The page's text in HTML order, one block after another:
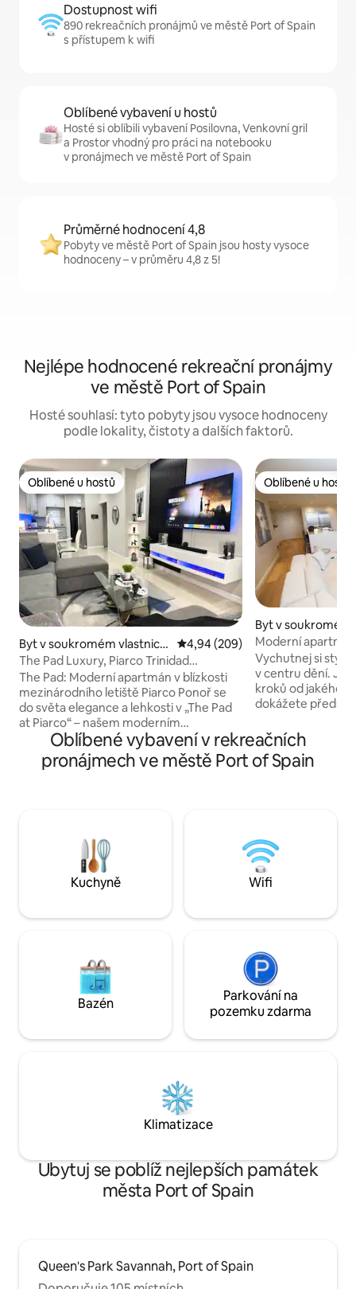
Dostupnost wifi
890 rekreačních pronájmů ve městě Port of Spain
s přístupem k wifi
Oblíbené vybavení u hostů
Hosté si oblíbili vybavení Posilovna, Venkovní gril
a Prostor vhodný pro práci na notebooku
v pronájmech ve městě Port of Spain
Průměrné hodnocení 4,8
Pobyty ve městě Port of Spain jsou hosty vysoce
hodnoceny – v průměru 4,8 z 5!
Nejlépe hodnocené rekreační pronájmy
ve městě Port of Spain
Hosté souhlasí: tyto pobyty jsou vysoce hodnoceny
podle lokality, čistoty a dalších faktorů.
Oblíbené u hostů
Oblíbené u hostů
Byt v soukromém vlastnictv
í ve městě Piarco
Průměrné hodnocení 4,94 z 5,
4,94 (209)
The Pad Luxury, Piarco Trinidad
(s bazénem)
The Pad: Moderní apartmán v blízkosti
mezinárodního letiště Piarco Ponoř se
do světa elegance a lehkosti v „The Pad
at Piarco“ – našem moderním
apartmánu se 2 ložnicemi, který se
nachází v bezpečné uzavřené komunitě.
Nachází se jen kousek od mezinárodního
Piarco se nachází v těsné blízkosti
24hodinových čerpacích stanic,
obchodů s potravinami a rušných
nákupních center.
Oblíbené u hostů
Oblíbené u hostů
Byt v soukromém
ve městě Port of
Moderní
Vychutnej si
v centru dění.
kroků od
dokážete představit.
bankovnictví,
rekreace,
Lepší nebo
služební cesta
jednotce se
uvolněně.
Oblíbené vybavení v rekreačních
pronájmech ve městě Port of Spain
Kuchyně Wifi
Bazén
Parkování na
pozemku zdarma
Klimatizace
Ubytuj se poblíž nejlepších památek
města Port of Spain
Queen's Park Savannah, Port of Spain